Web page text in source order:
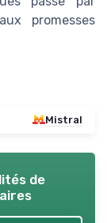
promesses
Mistral
de